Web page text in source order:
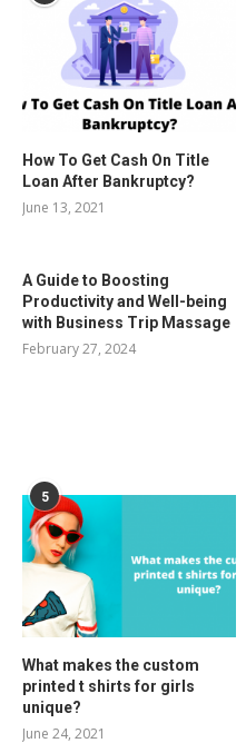
How To Get Cash On Title
Loan After Bankruptcy?
June 13, 2021
A Guide to Boosting
Productivity and Well-being
with Business Trip Massage
February 27, 2024
5
What makes the custom
printed t shirts for girls
unique?
June 24, 2021